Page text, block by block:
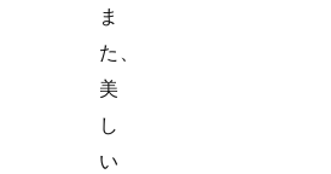
ま
た、
美
し
い